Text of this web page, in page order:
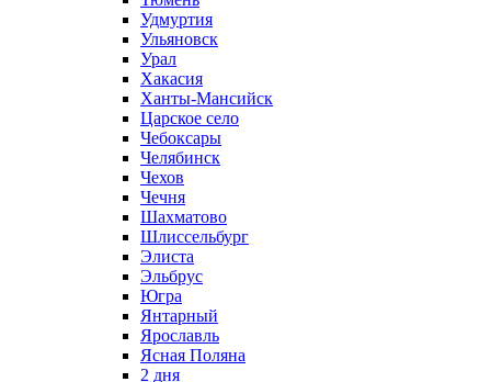
Удмуртия
Ульяновск
Урал
Хакасия
Ханты-Мансийск
Царское село
Чебоксары
Челябинск
Чехов
Чечня
Шахматово
Шлиссельбург
Элиста
Эльбрус
Югра
Янтарный
Ярославль
Ясная Поляна
2 дня